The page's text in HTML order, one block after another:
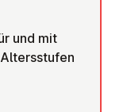
und mit